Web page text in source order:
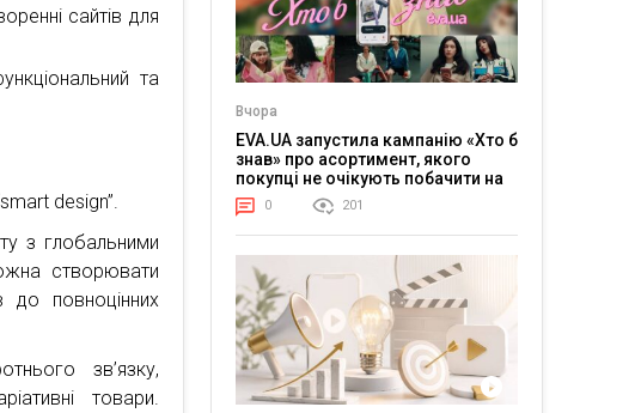
сайтів для
та
design”.
з глобальними
створювати
до повноцінних
зв’язку,
товари.
Вчора
EVA.UA запустила кампанію «Хто б
знав» про асортимент, якого
покупці не очікують побачити на
платформі
0 201